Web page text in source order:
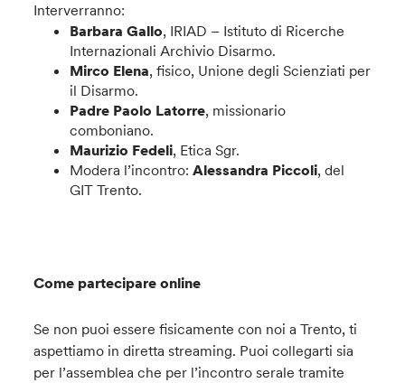
Interverranno:
Barbara Gallo, IRIAD – Istituto di Ricerche
Internazionali Archivio Disarmo.
Mirco Elena, fisico, Unione degli Scienziati per
il Disarmo.
Padre Paolo Latorre, missionario
comboniano.
Maurizio Fedeli, Etica Sgr.
Modera l’incontro:Alessandra Piccoli, del
GIT Trento.
Come partecipare online
Se non puoi essere fisicamente con noi a Trento, ti
aspettiamo in diretta streaming. Puoi collegarti sia
per l’assemblea che per l’incontro serale tramite